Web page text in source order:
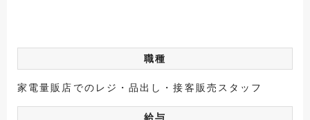
職種
家電量販店でのレジ・品出し・接客販売スタッフ
給与